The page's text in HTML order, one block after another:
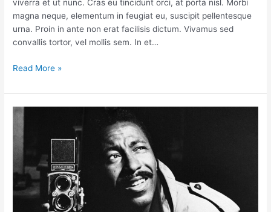
viverra et ut nunc. Cras eu tincidunt orci, at porta nisl. Morbi
magna neque, elementum in feugiat eu, suscipit pellentesque
urna. Proin in ante non erat facilisis dictum. Vivamus sed
convallis tortor, vel mollis sem. In et…
Read More »
Photographs